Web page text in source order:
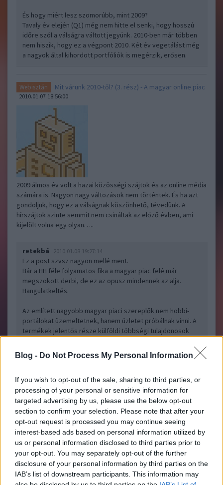
Blog - Do Not Process My Personal Information
If you wish to opt-out of the sale, sharing to third parties, or
processing of your personal or sensitive information for
targeted advertising by us, please use the below opt-out
section to confirm your selection. Please note that after your
opt-out request is processed you may continue seeing
interest-based ads based on personal information utilized by
us or personal information disclosed to third parties prior to
your opt-out. You may separately opt-out of the further
disclosure of your personal information by third parties on the
IAB’s list of downstream participants. This information may
És hogy miért lesz szomorúbb, mint 2009?
Tavaly év elején (Q1) még nem hitte el senki, hogy hosszú
időre szól a válságra váltott jegyünk. 2010-ben már többen
nem hiszik, hogy ez a végpont 2010. Két év vegetálást még
a nagyok által kihordott portfóliók is megérzik, erősen.
Webisztán Mit várunk 2010-től? (3. rész) - A magyar online piac
2010.01.07 18:56:00
2009 álmos év volt a hazai közösségi szájtok és az online média
számára is. Nagyon nagy változások nem történtek. És ha azt
gondoljuk, hogy ez a válságnak köszönhető, tévedünk. A
hírszájtok szinte semmit nem csináltak az előző évben, ami
kijelölt volna egy olyan…..
retekbá 2010.01.08 19:27:14
Ez a post szvsz nagyon mellé ment.
Bár a HH féle folyamatos fika a magyar piac felé már
megszokott derbi, de ez az opusz mindennek az alja.
Hangulatkeltés.
Az említett nagyobb magyar piaci szereplők nem hobbi-
portálokat üzemeltetnek, hanem üzletet próbálnak vinni. A
termékek jelentős része külföldi többségi tulajdonosok
mást sem próbálnak, csak megfelelni az EBIT elvárásoknak.
elvárásoknak megfelelni. A fejlesztés, főleg innováció
(vagy K+F beruházás) nincs ingyen. Krva sok lóvé. És amikor
azon agyalsz, hogy elküldj egy-két-há' embert, vagy
fejlessz, akkor ott a dilemma.
Nem beszélve arról, hogy állandóan szállnak a fikák a hazai
piaci szereplőkre, miközben kint sem történik SEMMI.
2005-ben többet tudott (feature-ök) a HotDog.hu, mint
indulásakor a Facebook. Különbség? Az egyik egy 300M
piacon, a másik egy 3,5M-on indult neki.